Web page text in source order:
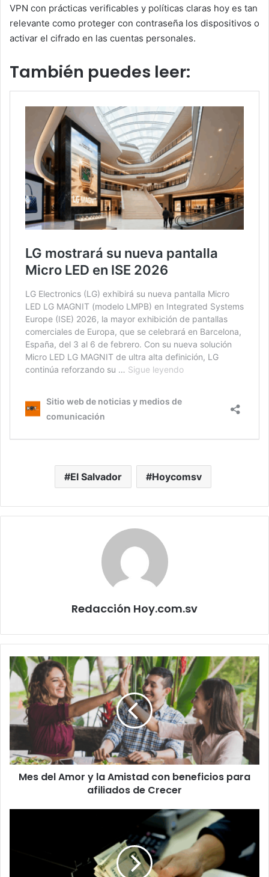
VPN con prácticas verificables y políticas claras hoy es tan
relevante como proteger con contraseña los dispositivos o
activar el cifrado en las cuentas personales.
También puedes leer:
El Salvador Hoycomsv
Redacción Hoy.com.sv
Mes
del
Amor
y
Amistad
beneficios
para
afiliados
Mes del Amor y la Amistad con beneficios para
afiliados de Crecer